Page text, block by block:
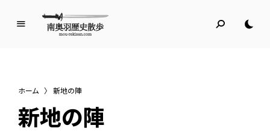
歴
史
散
歩
ホーム 〉 新地の陣
新地の陣